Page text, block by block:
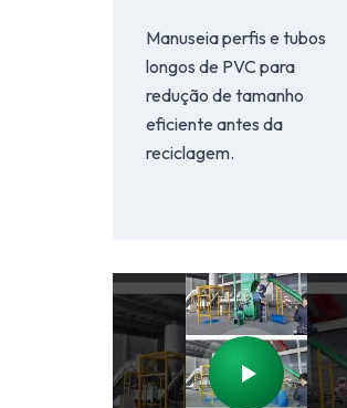
Manuseia perfis e tubos
longos de PVC para
redução de tamanho
eficiente antes da
reciclagem.